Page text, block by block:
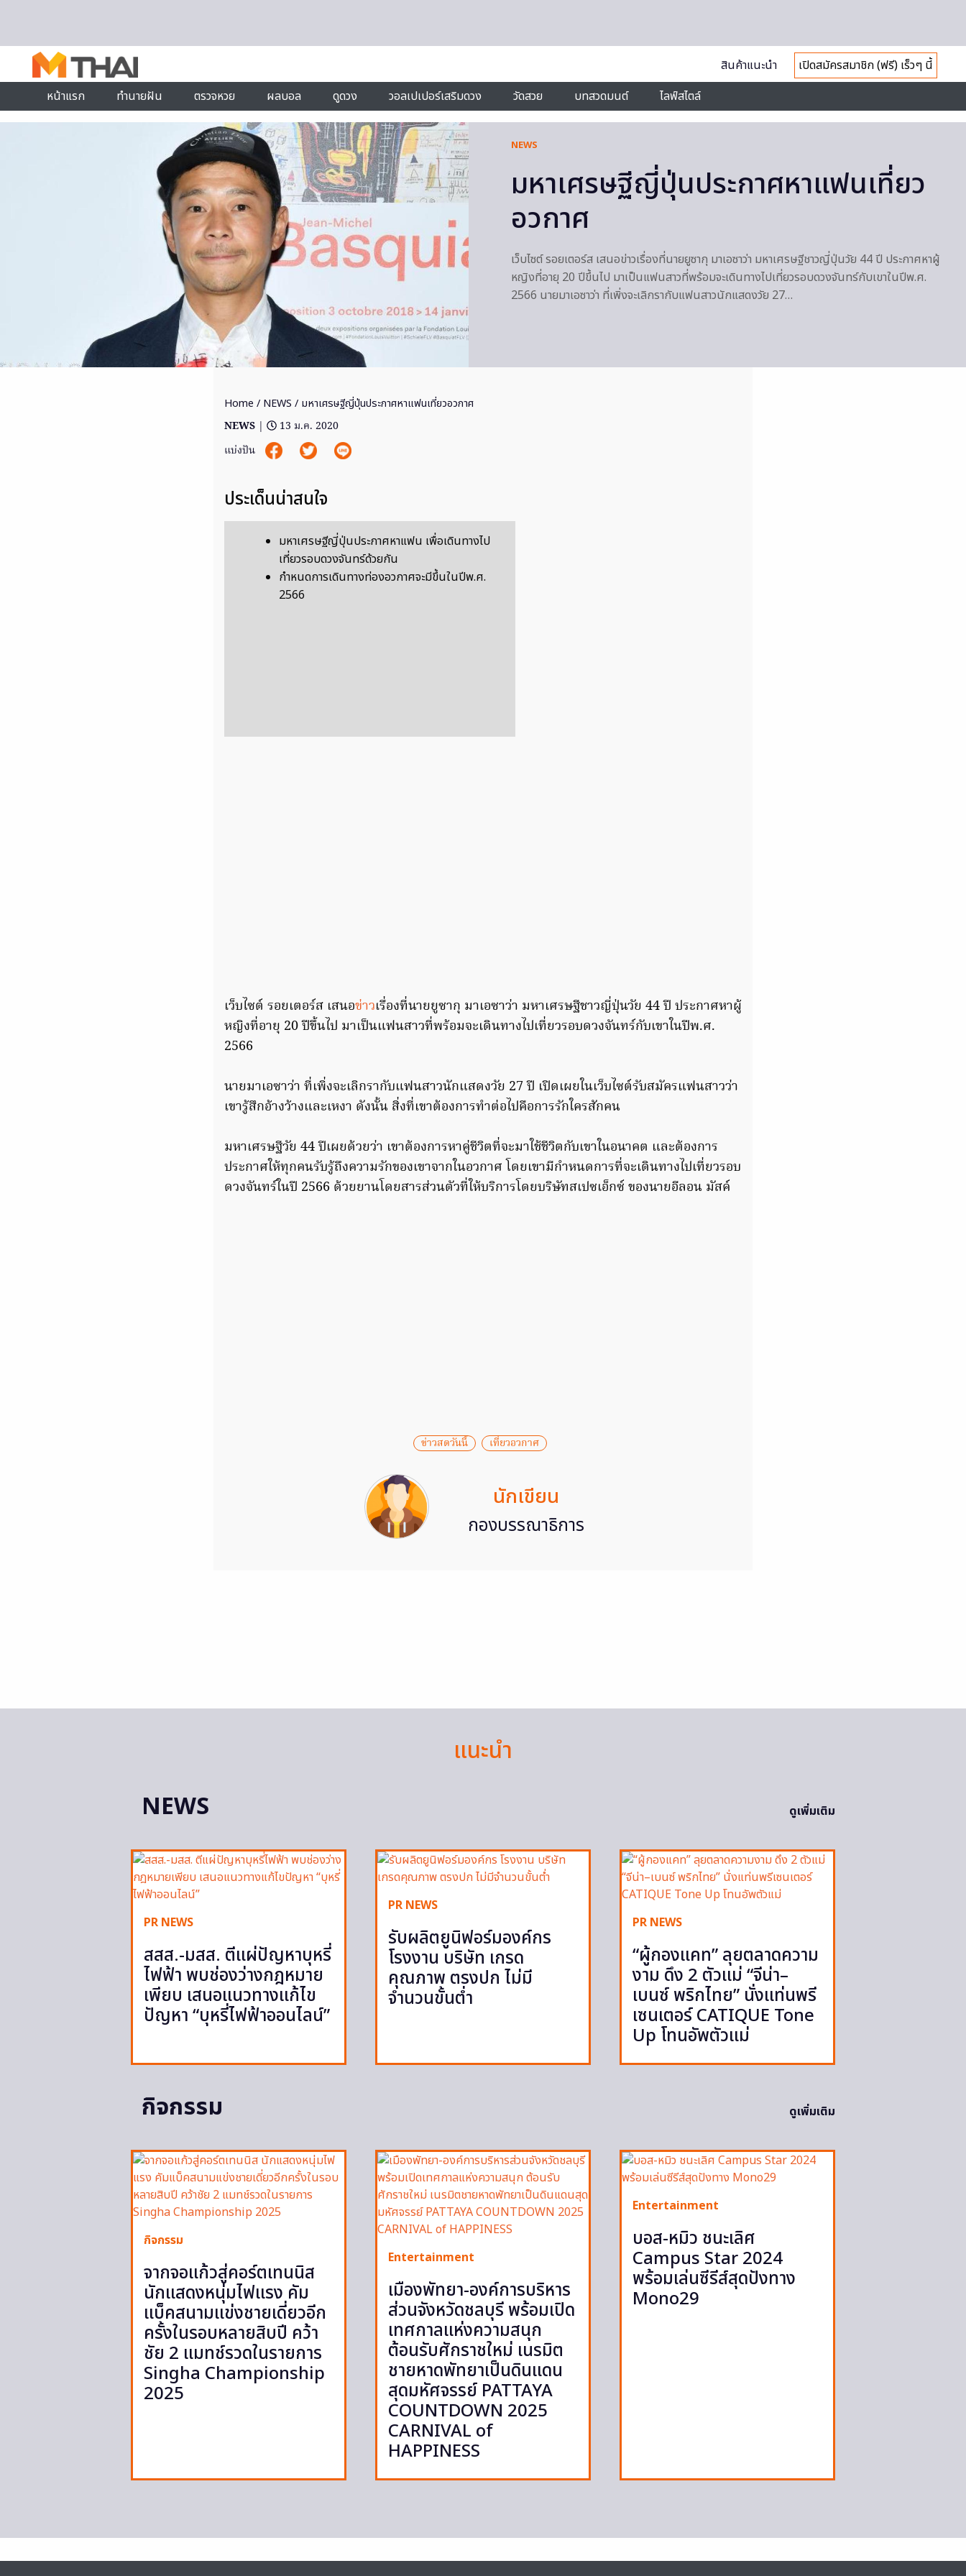
สินค้าแนะนำ
เปิดสมัครสมาชิก (ฟรี) เร็วๆ นี้
หน้าแรก
ทำนายฝัน ตรวจหวย ผลบอล ดูดวง วอลเปเปอร์เสริมดวง วัดสวย บทสวดมนต์ ไลฟ์สไตล์
NEWS
มหาเศรษฐีญี่ปุ่นประกาศหาแฟนเที่ยว
อวกาศ
เว็บไซต์ รอยเตอร์ส เสนอข่าวเรื่องที่นายยูซากุ มาเอซาว่า มหาเศรษฐีชาวญี่ปุ่นวัย 44 ปี ประกาศหาผู้
หญิงที่อายุ 20 ปีขึ้นไป มาเป็นแฟนสาวที่พร้อมจะเดินทางไปเที่ยวรอบดวงจันทร์กับเขาในปีพ.ศ.
2566 นายมาเอซาว่า ที่เพิ่งจะเลิกรากับแฟนสาวนักแสดงวัย 27…
Home / NEWS / มหาเศรษฐีญี่ปุ่นประกาศหาแฟนเที่ยวอวกาศ
NEWS |
13 ม.ค. 2020
แบ่งปัน
ประเด็นน่าสนใจ
มหาเศรษฐีญี่ปุ่นประกาศหาแฟน เพื่อเดินทางไป
เที่ยวรอบดวงจันทร์ด้วยกัน
กำหนดการเดินทางท่องอวกาศจะมีขึ้นในปีพ.ศ.
2566
เว็บไซต์ รอยเตอร์ส เสนอข่าวเรื่องที่นายยูซากุ มาเอซาว่า มหาเศรษฐีชาวญี่ปุ่นวัย 44 ปี ประกาศหาผู้
หญิงที่อายุ 20 ปีขึ้นไป มาเป็นแฟนสาวที่พร้อมจะเดินทางไปเที่ยวรอบดวงจันทร์กับเขาในปีพ.ศ.
2566
นายมาเอซาว่า ที่เพิ่งจะเลิกรากับแฟนสาวนักแสดงวัย 27 ปี เปิดเผยในเว็บไซต์รับสมัครแฟนสาวว่า
เขารู้สึกอ้างว้างและเหงา ดังนั้น สิ่งที่เขาต้องการทำต่อไปคือการรักใครสักคน
มหาเศรษฐีวัย 44 ปีเผยด้วยว่า เขาต้องการหาคู่ชีวิตที่จะมาใช้ชีวิตกับเขาในอนาคต และต้องการ
ประกาศให้ทุกคนรับรู้ถึงความรักของเขาจากในอวกาศ โดยเขามีกำหนดการที่จะเดินทางไปเที่ยวรอบ
ดวงจันทร์ในปี 2566 ด้วยยานโดยสารส่วนตัวที่ให้บริการโดยบริษัทสเปซเอ็กซ์ ของนายอีลอน มัสค์
ข่าวสดวันนี้ เที่ยวอวกาศ
นักเขียน
กองบรรณาธิการ
แนะนำ
NEWS
ดูเพิ่มเติม
PR NEWS
สสส.-มสส. ตีแผ่ปัญหาบุหรี่
ไฟฟ้า พบช่องว่างกฎหมาย
เพียบ เสนอแนวทางแก้ไข
ปัญหา “บุหรี่ไฟฟ้าออนไลน์”
PR NEWS
รับผลิตยูนิฟอร์มองค์กร
โรงงาน บริษัท เกรด
คุณภาพ ตรงปก ไม่มี
จำนวนขั้นต่ำ
PR NEWS
“ผู้กองแคท” ลุยตลาดความ
งาม ดึง 2 ตัวแม่ “จีน่า–
เบนซ์ พริกไทย” นั่งแท่นพรี
เซนเตอร์ CATIQUE Tone
Up โทนอัพตัวแม่
กิจกรรม ดูเพิ่มเติม
กิจกรรม
จากจอแก้วสู่คอร์ตเทนนิส
นักแสดงหนุ่มไฟแรง คัม
แบ็คสนามแข่งชายเดี่ยวอีก
ครั้งในรอบหลายสิบปี คว้า
ชัย 2 แมทช์รวดในรายการ
Singha Championship
2025
Entertainment
เมืองพัทยา-องค์การบริหาร
ส่วนจังหวัดชลบุรี พร้อมเปิด
เทศกาลแห่งความสนุก
ต้อนรับศักราชใหม่ เนรมิต
ชายหาดพัทยาเป็นดินแดน
สุดมหัศจรรย์ PATTAYA
COUNTDOWN 2025
CARNIVAL of
HAPPINESS
Entertainment
บอส-หมิว ชนะเลิศ
Campus Star 2024
พร้อมเล่นซีรีส์สุดปังทาง
Mono29